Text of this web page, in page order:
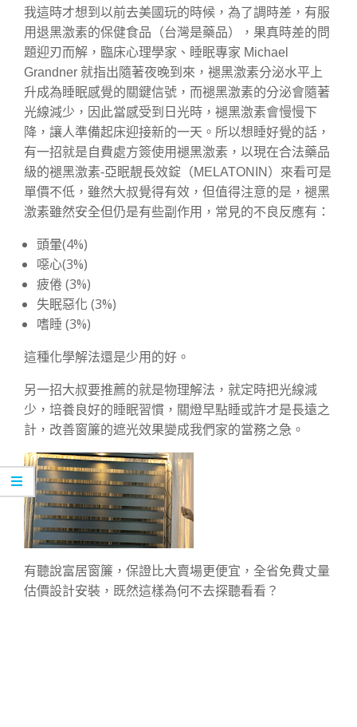
我這時才想到以前去美國玩的時候，為了調時差，有服
用退黑激素的保健食品（台灣是藥品），果真時差的問
題迎刃而解，臨床心理學家、睡眠專家 Michael
Grandner 就指出隨著夜晚到來，褪黑激素分泌水平上
升成為睡眠感覺的關鍵信號，而褪黑激素的分泌會隨著
光線減少，因此當感受到日光時，褪黑激素會慢慢下
降，讓人準備起床迎接新的一天。所以想睡好覺的話，
有一招就是自費處方簽使用褪黑激素，以現在合法藥品
級的褪黑激素-亞眠靚長效錠（MELATONIN）來看可是
單價不低，雖然大叔覺得有效，但值得注意的是，褪黑
激素雖然安全但仍是有些副作用，常見的不良反應有：
頭暈(4%)
噁心(3%)
疲倦 (3%)
失眠惡化 (3%)
嗜睡 (3%)
這種化學解法還是少用的好。
另一招大叔要推薦的就是物理解法，就定時把光線減
少，培養良好的睡眠習慣，關燈早點睡或許才是長遠之
計，改善窗簾的遮光效果變成我們家的當務之急。
有聽說富居窗簾，保證比大賣場更便宜，全省免費丈量
估價設計安裝，既然這樣為何不去探聽看看？